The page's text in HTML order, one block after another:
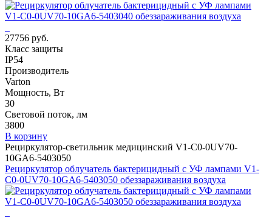
27756 руб.
Класс защиты
IP54
Производитель
Varton
Мощность, Вт
30
Световой поток, лм
3800
В корзину
Рециркулятор-светильник медицинский V1-C0-0UV70-
10GA6-5403050
Рециркулятор облучатель бактерицидный с УФ лампами V1-
C0-0UV70-10GA6-5403050 обеззараживания воздуха